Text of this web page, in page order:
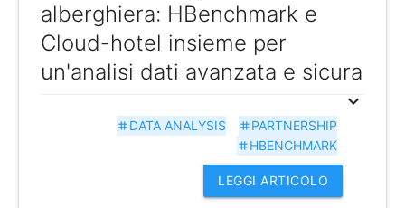
alberghiera: HBenchmark e
Cloud-hotel insieme per
un'analisi dati avanzata e sicura
expand_more
tag PARTNERSHIP
tag DATA ANALYSIS
tag HBENCHMARK
LEGGI ARTICOLO